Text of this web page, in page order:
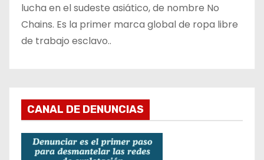
lucha en el sudeste asiático, de nombre No
Chains. Es la primer marca global de ropa libre
de trabajo esclavo..
CANAL DE DENUNCIAS